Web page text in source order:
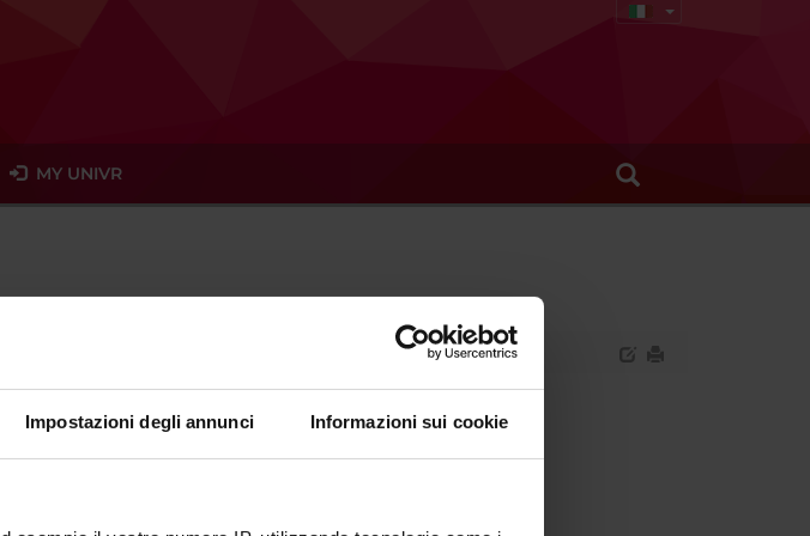
Impostazioni degli annunci Informazioni sui cookie
MY UNIVR
ambrosetti univr it